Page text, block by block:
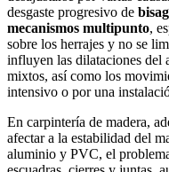
desgaste progresivo de
mecanismos multipunto,
sobre los herrajes y no se
influyen las dilataciones
mixtos, así como los
intensivo o por una
En carpintería de madera,
afectar a la estabilidad del
aluminio y PVC, el